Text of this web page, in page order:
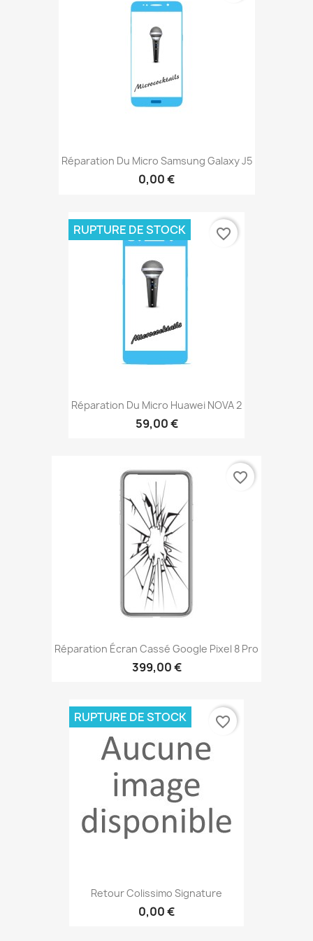
Réparation Du Micro Samsung Galaxy J5
0,00 €
Réparation Du Micro Huawei NOVA 2
59,00 €
RUPTURE DE STOCK favorite_border
Réparation Écran Cassé Google Pixel 8 Pro
399,00 €
favorite_border
Retour Colissimo Signature
0,00 €
RUPTURE DE STOCK favorite_border